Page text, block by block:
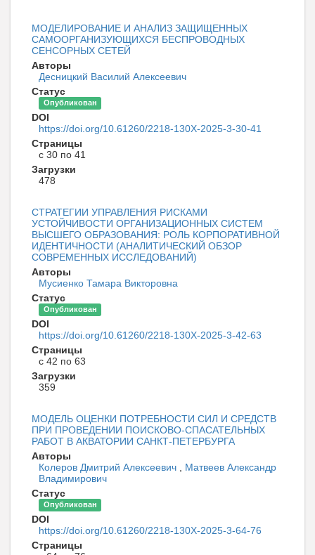
МОДЕЛИРОВАНИЕ И АНАЛИЗ ЗАЩИЩЕННЫХ
САМООРГАНИЗУЮЩИХСЯ БЕСПРОВОДНЫХ
СЕНСОРНЫХ СЕТЕЙ
Авторы
Десницкий Василий Алексеевич
Статус
Опубликован
DOI
https://doi.org/10.61260/2218-130X-2025-3-30-41
Страницы
с 30 по 41
Загрузки
478
СТРАТЕГИИ УПРАВЛЕНИЯ РИСКАМИ
УСТОЙЧИВОСТИ ОРГАНИЗАЦИОННЫХ СИСТЕМ
ВЫСШЕГО ОБРАЗОВАНИЯ: РОЛЬ КОРПОРАТИВНОЙ
ИДЕНТИЧНОСТИ (АНАЛИТИЧЕСКИЙ ОБЗОР
СОВРЕМЕННЫХ ИССЛЕДОВАНИЙ)
Авторы
Мусиенко Тамара Викторовна
Статус
Опубликован
DOI
https://doi.org/10.61260/2218-130X-2025-3-42-63
Страницы
с 42 по 63
Загрузки
359
МОДЕЛЬ ОЦЕНКИ ПОТРЕБНОСТИ СИЛ И СРЕДСТВ
ПРИ ПРОВЕДЕНИИ ПОИСКОВО-СПАСАТЕЛЬНЫХ
РАБОТ В АКВАТОРИИ САНКТ-ПЕТЕРБУРГА
Авторы
Колеров Дмитрий Алексеевич
Матвеев Александр
Владимирович
Статус
Опубликован
DOI
https://doi.org/10.61260/2218-130X-2025-3-64-76
Страницы